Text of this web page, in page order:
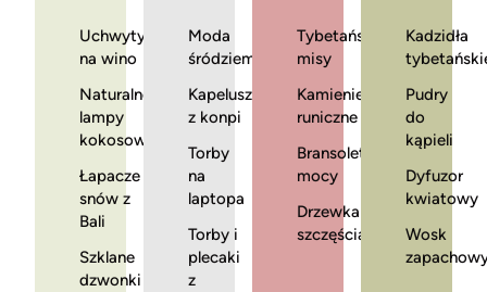
Uchwyty
na wino
Naturalne
lampy
kokosowe
Łapacze
snów z
Bali
Szklane
dzwonki
Moda
śródziemnomorska
Kapelusze
z konpi
Torby
na
laptopa
Torby i
plecaki
z
Tybetańskie
misy
Kamienie
runiczne
Bransoletki
mocy
Drzewka
szczęścia
Kadzidła
Pudry
do
kąpieli
Dyfuzor
kwiatowy
Wosk